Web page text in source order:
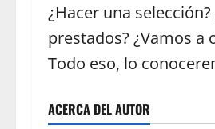
¿Hacer una
prestados? ¿Vamos a
Todo eso, lo
ACERCA DEL AUTOR